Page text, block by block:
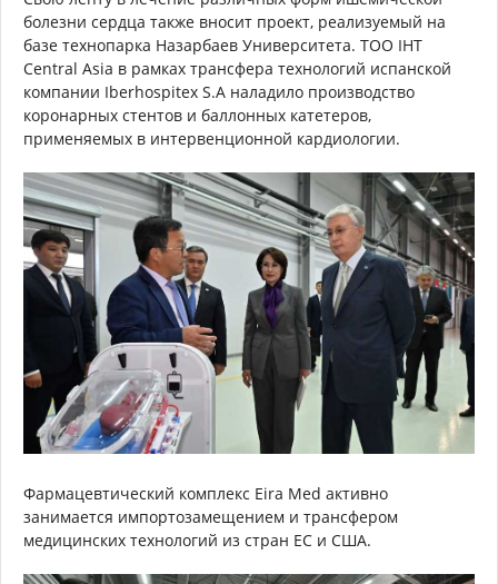
болезни сердца также вносит проект, реализуемый на
базе технопарка Назарбаев Университета. ТОО IHT
Central Asia в рамках трансфера технологий испанской
компании Iberhospitex S.A наладило производство
коронарных стентов и баллонных катетеров,
применяемых в интервенционной кардиологии.
Фармацевтический комплекс Eira Med активно
занимается импортозамещением и трансфером
медицинских технологий из стран ЕС и США.